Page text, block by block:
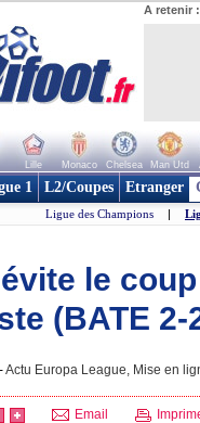
A retenir :
Lille Monaco Chelsea Man Utd
1 L2/Coupes Etranger
Ligue des Champions |
le
(BATE 2-
-Actu Europa League, Mise en
Email